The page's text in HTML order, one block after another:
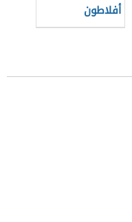
أفلاطون